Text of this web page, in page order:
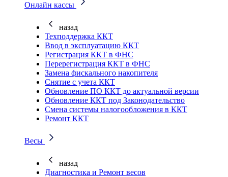
Онлайн кассы
назад
Техподдержка ККТ
Ввод в эксплуатацию ККТ
Регистрация ККТ в ФНС
Перерегистрация ККТ в ФНС
Замена фискального накопителя
Снятие с учета ККТ
Обновление ПО ККТ до актуальной версии
Обновление ККТ под Законодательство
Смена системы налогообложения в ККТ
Ремонт ККТ
Весы
назад
Диагностика и Ремонт весов